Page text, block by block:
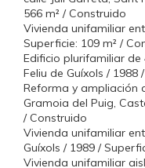
566 m² / Construido
Vivienda unifamiliar
Superficie: 109 m² /
Edificio plurifamiliar de
Feliu de Guíxols / 1988
Reforma y ampliación
Gramoia del Puig,
/ Construido
Vivienda unifamiliar
Guíxols / 1989 /
Vivienda unifamiliar